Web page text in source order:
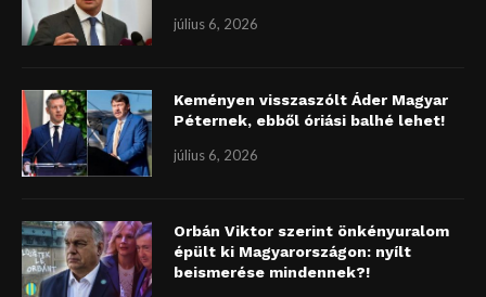
július 6, 2026
Keményen visszaszólt Áder Magyar
Péternek, ebből óriási balhé lehet!
július 6, 2026
Orbán Viktor szerint önkényuralom
épült ki Magyarországon: nyílt
beismerése mindennek?!